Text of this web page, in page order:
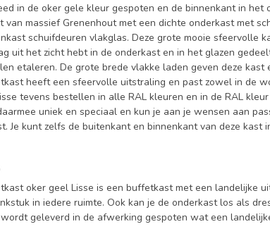
in de oker gele kleur gespoten en de binnenkant in het
massief Grenenhout met een dichte onderkast met
schuifdeuren vlakglas. Deze grote mooie sfeervolle
uit het zicht hebt in de onderkast en in het glazen
etaleren. De grote brede vlakke laden geven deze kast
heeft een sfeervolle uitstraling en past zowel in de
tevens bestellen in alle RAL kleuren en in de RAL
uniek en speciaal en kun je aan je wensen aan
Je kunt zelfs de buitenkant en binnenkant van deze kast
oker geel Lisse is een buffetkast met een landelijke
in iedere ruimte. Ook kan je de onderkast los als
geleverd in de afwerking gespoten wat een